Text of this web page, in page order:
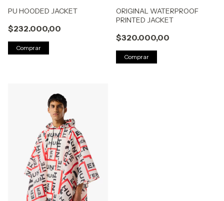
PU HOODED JACKET
$232.000,00
Comprar
ORIGINAL WATERPROOF
PRINTED JACKET
$320.000,00
Comprar